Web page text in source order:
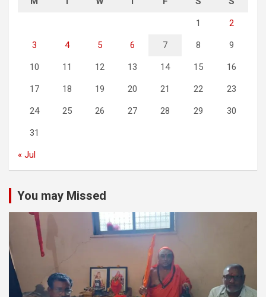
1 2
3 4 5 6 7 8 9
10 11 12 13 14 15 16
17 18 19 20 21 22 23
24 25 26 27 28 29 30
31
« Jul
You may Missed